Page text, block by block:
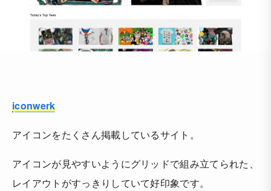
iconwerk
アイコンをたくさん掲載しているサイト。
アイコンが見やすいようにグリッドで組み立てられた、
レイアウトがすっきりしていて好印象です。